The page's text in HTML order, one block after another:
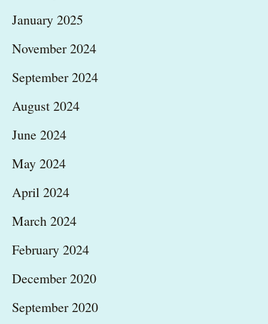
January 2025
November 2024
September 2024
August 2024
June 2024
May 2024
April 2024
March 2024
February 2024
December 2020
September 2020